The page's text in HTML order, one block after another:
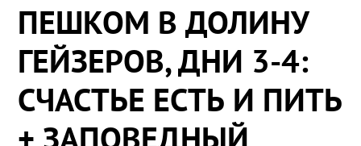
ПЕШКОМ В ДОЛИНУ
ГЕЙЗЕРОВ, ДНИ 3-4:
СЧАСТЬЕ ЕСТЬ И ПИТЬ